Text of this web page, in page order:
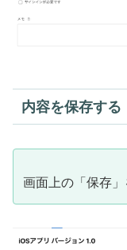
内容を保存する
画面上の「保存」